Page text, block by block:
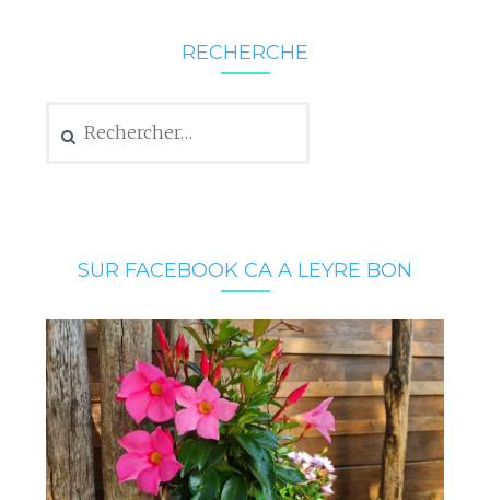
RECHERCHE
SUR FACEBOOK CA A LEYRE BON